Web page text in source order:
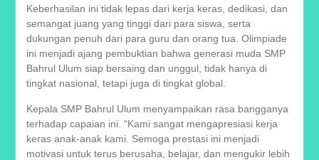
Keberhasilan ini tidak lepas dari kerja keras, dedikasi, dan
semangat juang yang tinggi dari para siswa, serta
dukungan penuh dari para guru dan orang tua. Olimpiade
ini menjadi ajang pembuktian bahwa generasi muda SMP
Bahrul Ulum siap bersaing dan unggul, tidak hanya di
tingkat nasional, tetapi juga di tingkat global.
Kepala SMP Bahrul Ulum menyampaikan rasa bangganya
terhadap capaian ini. “Kami sangat mengapresiasi kerja
keras anak-anak kami. Semoga prestasi ini menjadi
motivasi untuk terus berusaha, belajar, dan mengukir lebih